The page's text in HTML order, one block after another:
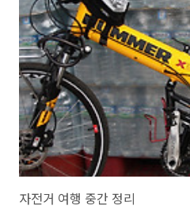
자전거 여행 중간 정리